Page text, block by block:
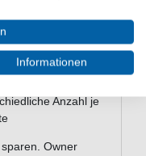
Anzahl je
Owner
Informationen